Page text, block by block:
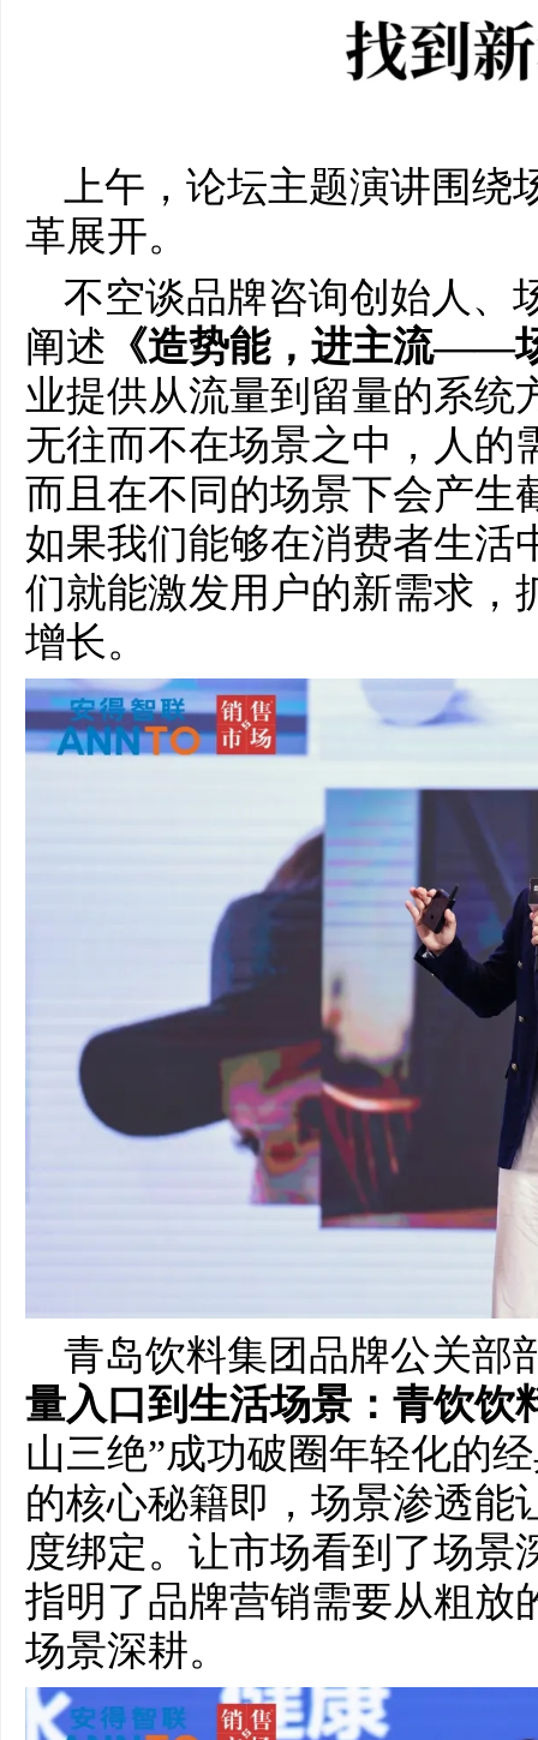
上午，论坛主题演讲围
革展开。
不空谈品牌咨询创始人、
阐述 《造势能，进主流——
业提供从流量到留量的系统
无往而不在场景之中，人的
而且在不同的场景下会产生
如果我们能够在消费者生活
们就能激发用户的新需求，
增长。
青岛饮料集团品牌公关部
量入口到生活场景：青饮饮
山三绝”成功破圈年轻化的
的核心秘籍即，场景渗透能
度绑定。让市场看到了场景
指明了品牌营销需要从粗放
场景深耕。